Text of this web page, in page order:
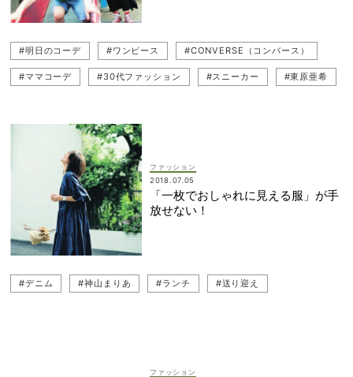
#明日のコーデ #ワンピース #CONVERSE（コンバース）
#ママコーデ #30代ファッション #スニーカー #東原亜希
ファッション
2018.07.05
「一枚でおしゃれに見える服」が手
放せない！
#デニム #神山まりあ #ランチ #送り迎え
ファッション